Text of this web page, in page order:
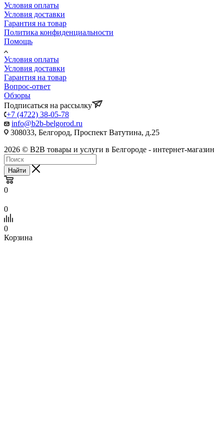
Условия оплаты
Условия доставки
Гарантия на товар
Политика конфиденциальности
Помощь
Условия оплаты
Условия доставки
Гарантия на товар
Вопрос-ответ
Обзоры
Подписаться на рассылку
+7 (4722) 38-05-78
info@b2b-belgorod.ru
308033, Белгород, Проспект Ватутина, д.25
2026 © B2B товары и услуги в Белгороде - интернет-магазин
Найти
0
0
0
Корзина